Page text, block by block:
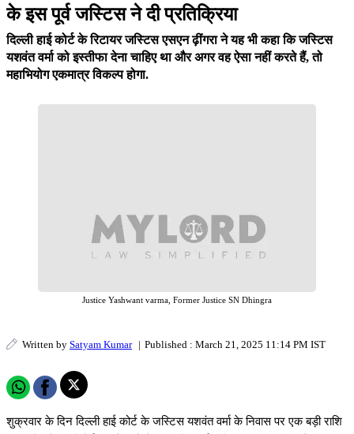
के इस पूर्व जस्टिस ने दी प्रतिक्रिया
दिल्ली हाई कोर्ट के रिटायर जस्टिस एसएन ढ़ींगरा ने यह भी कहा कि जस्टिस
यशवंत वर्मा को इस्तीफा देना चाहिए था और अगर वह ऐसा नहीं करते हैं, तो
महाभियोग एकमात्र विकल्प होगा.
Justice Yashwant varma, Former Justice SN Dhingra
Written by Satyam Kumar | Published : March 21, 2025 11:14 PM IST
शुक्रवार के दिन दिल्ली हाई कोर्ट के जस्टिस यशवंत वर्मा के निवास पर एक बड़ी राशि